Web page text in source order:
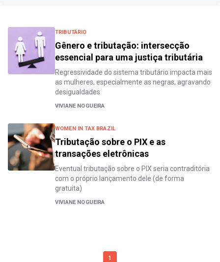
TRIBUTÁRIO
Gênero e tributação: intersecção
essencial para uma justiça tributária
Regressividade do sistema tributário impacta mais
as mulheres, especialmente as negras, agravando
desigualdades
VIVIANE NOGUEIRA
WOMEN IN TAX BRAZIL
Tributação sobre o PIX e as
transações eletrônicas
Eventual tributação sobre o PIX seria contraditória
com o próprio lançamento dele (de forma
gratuita)
VIVIANE NOGUEIRA
1